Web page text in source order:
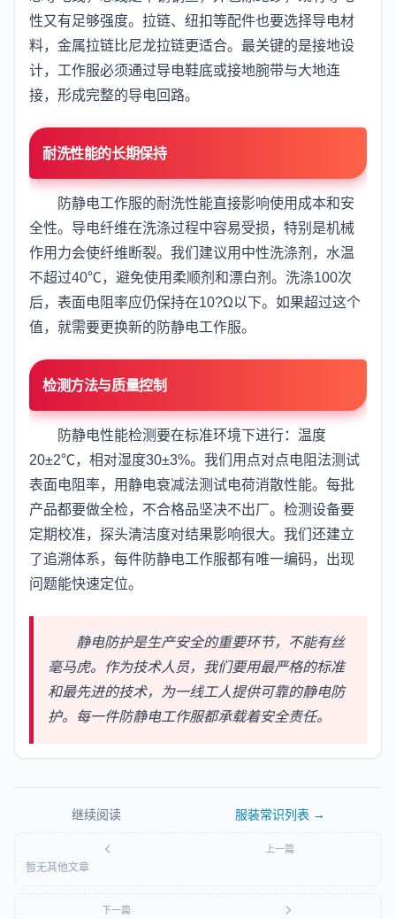
性又有足够强度。拉链、纽扣等配件也要选择导电材
料，金属拉链比尼龙拉链更适合。最关键的是接地设
计，工作服必须通过导电鞋底或接地腕带与大地连
接，形成完整的导电回路。
耐洗性能的长期保持
防静电工作服的耐洗性能直接影响使用成本和安
全性。导电纤维在洗涤过程中容易受损，特别是机械
作用力会使纤维断裂。我们建议用中性洗涤剂，水温
不超过40℃，避免使用柔顺剂和漂白剂。洗涤100次
后，表面电阻率应仍保持在10?Ω以下。如果超过这个
值，就需要更换新的防静电工作服。
检测方法与质量控制
防静电性能检测要在标准环境下进行：温度
20±2℃，相对湿度30±3%。我们用点对点电阻法测试
表面电阻率，用静电衰减法测试电荷消散性能。每批
产品都要做全检，不合格品坚决不出厂。检测设备要
定期校准，探头清洁度对结果影响很大。我们还建立
了追溯体系，每件防静电工作服都有唯一编码，出现
问题能快速定位。
静电防护是生产安全的重要环节，不能有丝
毫马虎。作为技术人员，我们要用最严格的标准
和最先进的技术，为一线工人提供可靠的静电防
护。每一件防静电工作服都承载着安全责任。
继续阅读 服装常识列表 →
上一篇
暂无其他文章
下一篇